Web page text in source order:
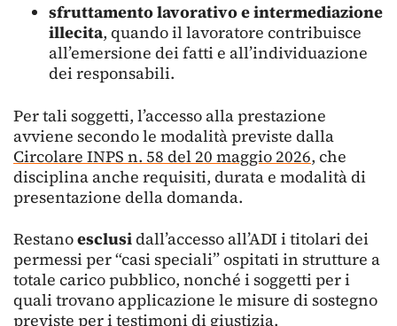
sfruttamento lavorativo e intermediazione
illecita, quando il lavoratore contribuisce
all’emersione dei fatti e all’individuazione
dei responsabili.
Per tali soggetti, l’accesso alla prestazione
avviene secondo le modalità previste dalla
Circolare INPS n. 58 del 20 maggio 2026, che
disciplina anche requisiti, durata e modalità di
presentazione della domanda.
Restanoesclusidall’accesso all’ADI i titolari dei
permessi per “casi speciali” ospitati in strutture a
totale carico pubblico, nonché i soggetti per i
quali trovano applicazione le misure di sostegno
previste per i testimoni di giustizia.